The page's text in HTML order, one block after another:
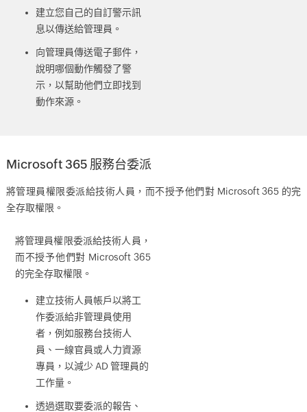
建立您自己的自訂警示訊
息以傳送給管理員。
向管理員傳送電子郵件，
說明哪個動作觸發了警
示，以幫助他們立即找到
動作來源。
Microsoft 365 服務台委派
將管理員權限委派給技術人員，而不授予他們對 Microsoft 365 的完
全存取權限。
將管理員權限委派給技術人員，
而不授予他們對 Microsoft 365
的完全存取權限。
建立技術人員帳戶以將工
作委派給非管理員使用
者，例如服務台技術人
員、一線官員或人力資源
專員，以減少 AD 管理員的
工作量。
透過選取要委派的報告、